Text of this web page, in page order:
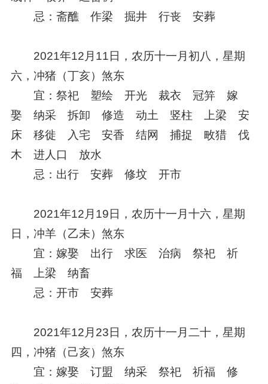
忌：斋醮 作梁 掘井 行丧 安葬
2021年12月11日，农历十一月初八，星期
六，冲猪（丁亥）煞东
宜：祭祀 塑绘 开光 裁衣 冠笄 嫁
娶 纳采 拆卸 修造 动土 竖柱 上梁 安
床 移徙 入宅 安香 结网 捕捉 畋猎 伐
木 进人口 放水
忌：出行 安葬 修坟 开市
2021年12月19日，农历十一月十六，星期
日，冲羊（乙未）煞东
宜：嫁娶 出行 求医 治病 祭祀 祈
福 上梁 纳畜
忌：开市 安葬
2021年12月23日，农历十一月二十，星期
四，冲猪（己亥）煞东
宜：嫁娶 订盟 纳采 祭祀 祈福 修